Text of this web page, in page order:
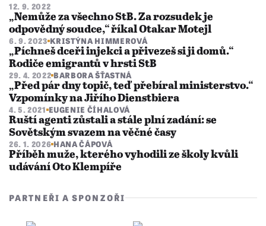
12. 9. 2022
„Nemůže za všechno StB. Za rozsudek je
odpovědný soudce,“ říkal Otakar Motejl
6. 9. 2023 KRISTÝNA HIMMEROVÁ
„Píchneš dceři injekci a přivezeš si ji domů.“
Rodiče emigrantů v hrsti StB
29. 4. 2022 BARBORA ŠŤASTNÁ
„Před pár dny topič, teď přebíral ministerstvo.“
Vzpomínky na Jiřího Dienstbiera
4. 5. 2021 EUGENIE ČÍHALOVÁ
Ruští agenti zůstali a stále plní zadání: se
Sovětským svazem na věčné časy
26. 1. 2026 HANA ČÁPOVÁ
Příběh muže, kterého vyhodili ze školy kvůli
udávání Oto Klempíře
PARTNEŘI A SPONZOŘI